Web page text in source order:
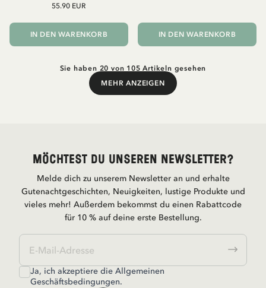
55.90 EUR
IN DEN WARENKORB IN DEN WARENKORB
Sie haben 20 von 105 Artikeln gesehen
MEHR ANZEIGEN
Mehr anzeigen
Möchtest du unseren Newsletter?
Melde dich zu unserem Newsletter an und erhalte
Gutenachtgeschichten, Neuigkeiten, lustige Produkte und
vieles mehr! Außerdem bekommst du einen Rabattcode
für 10 % auf deine erste Bestellung.
Ja, ich akzeptiere dieAllgemeinen
Geschäftsbedingungen.